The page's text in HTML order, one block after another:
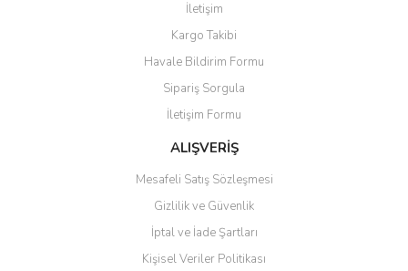
İletişim
Kargo Takibi
Havale Bildirim Formu
Sipariş Sorgula
İletişim Formu
ALIŞVERİŞ
Mesafeli Satış Sözleşmesi
Gizlilik ve Güvenlik
İptal ve İade Şartları
Kişisel Veriler Politikası